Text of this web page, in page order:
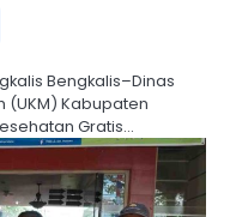
Bengkalis–Dinas
(UKM) Kabupaten
Gratis…